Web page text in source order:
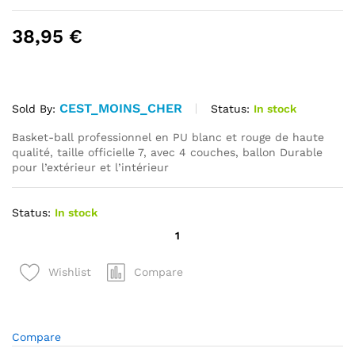
38,95 €
Sold By: CEST_MOINS_CHER Status: In stock
Basket-ball professionnel en PU blanc et rouge de haute
qualité, taille officielle 7, avec 4 couches, ballon Durable
pour l’extérieur et l’intérieur
Status: In stock
Balle
Basket-
blanc
Wishlist Compare
Compare